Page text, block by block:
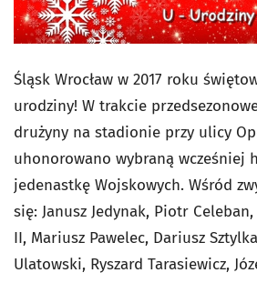
Śląsk Wrocław w 2017 roku
urodziny! W trakcie
drużyny na stadionie przy ulicy
uhonorowano wybraną wcześniej
jedenastkę Wojskowych. Wśród
się: Janusz Jedynak, Piotr Celeban,
II, Mariusz Pawelec, Dariusz
Ulatowski, Ryszard Tarasiewicz,